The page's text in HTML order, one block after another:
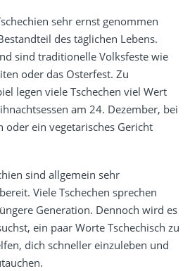
sehr ernst genommen
des täglichen Lebens.
sind traditionelle Volksfeste wie
oder das Osterfest. Zu
legen viele Tschechen viel Wert
am 24. Dezember, bei
ein vegetarisches Gericht
sind allgemein sehr
Viele Tschechen sprechen
Generation. Dennoch wird es
ein paar Worte Tschechisch zu
dich schneller einzuleben und